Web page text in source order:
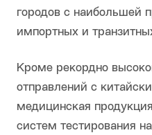
городов с наибольшей
импортных и
Кроме рекордно
отправлений с
медицинская
систем тестирования